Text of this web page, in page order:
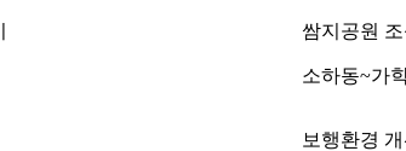
쌈지공원
소하동~가
보행환경